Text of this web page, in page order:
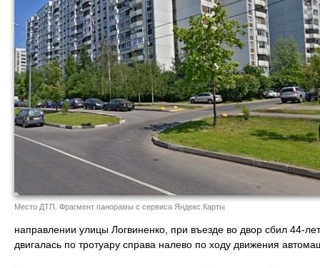
Место ДТП. Фрагмент панорамы с сервиса Яндекс.Карты
направлении улицы Логвиненко, при въезде во двор сбил 44-
двигалась по тротуару справа налево по ходу движения